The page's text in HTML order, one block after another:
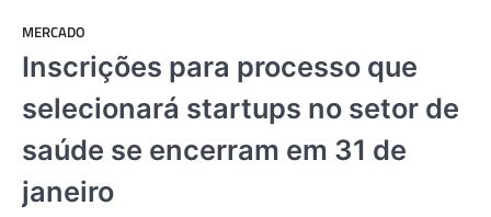
MERCADO
Inscrições para processo que
selecionará startups no setor de
saúde se encerram em 31 de
janeiro